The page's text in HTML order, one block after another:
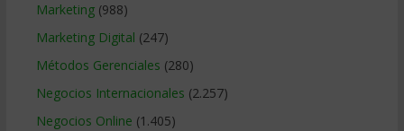
Marketing(988)
Marketing Digital (247)
Métodos Gerenciales (280)
Negocios Internacionales (2.257)
Negocios Online (1.405)